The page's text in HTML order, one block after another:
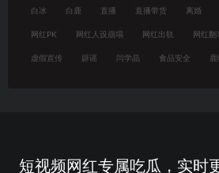
白冰 白鹿 直播 直播带货 离婚
网红PK 网红人设崩塌 网红出轨 网红翻
虚假宣传 辟谣 闫学晶 食品安全 鹿
短视频网红专属吃瓜，实时